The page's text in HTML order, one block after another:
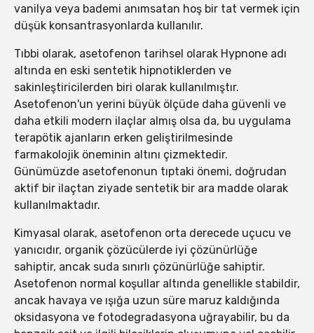
vanilya veya bademi anımsatan hoş bir tat vermek için
düşük konsantrasyonlarda kullanılır.
Tıbbi olarak, asetofenon tarihsel olarak Hypnone adı
altında en eski sentetik hipnotiklerden ve
sakinleştiricilerden biri olarak kullanılmıştır.
Asetofenon'un yerini büyük ölçüde daha güvenli ve
daha etkili modern ilaçlar almış olsa da, bu uygulama
terapötik ajanların erken geliştirilmesinde
farmakolojik öneminin altını çizmektedir.
Günümüzde asetofenonun tıptaki önemi, doğrudan
aktif bir ilaçtan ziyade sentetik bir ara madde olarak
kullanılmaktadır.
Kimyasal olarak, asetofenon orta derecede uçucu ve
yanıcıdır, organik çözücülerde iyi çözünürlüğe
sahiptir, ancak suda sınırlı çözünürlüğe sahiptir.
Asetofenon normal koşullar altında genellikle stabildir,
ancak havaya ve ışığa uzun süre maruz kaldığında
oksidasyona ve fotodegradasyona uğrayabilir, bu da